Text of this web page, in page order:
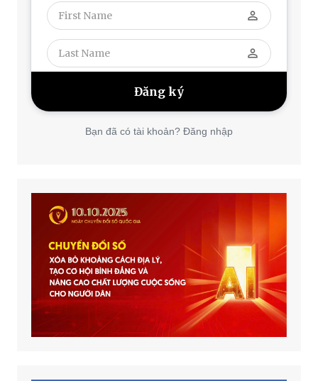
perm_identity
perm_identity
Bạn đã có tài khoản? Đăng nhập